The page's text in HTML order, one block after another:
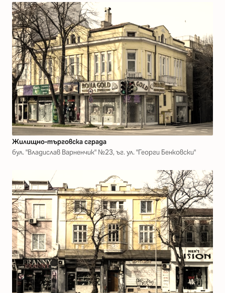
Жилищно-търговска сграда
бул. "Владислав Варненчик" №23, ъг. ул. "Георги Бенковски"